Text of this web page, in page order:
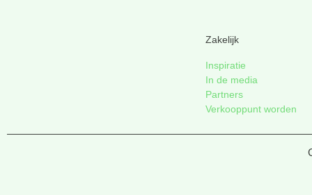
Zakelijk
Inspiratie
In de media
Partners
Verkooppunt worden